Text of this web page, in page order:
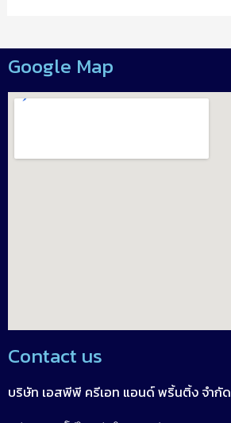
Google Map
Contact us
บริษัท เอสพีพี ครีเอท แอนด์ พริ้นติ้ง จำกัด